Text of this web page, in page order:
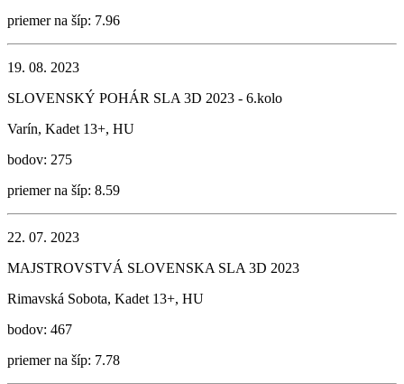
priemer na šíp: 7.96
19. 08. 2023
SLOVENSKÝ POHÁR SLA 3D 2023 - 6.kolo
Varín, Kadet 13+, HU
bodov: 275
priemer na šíp: 8.59
22. 07. 2023
MAJSTROVSTVÁ SLOVENSKA SLA 3D 2023
Rimavská Sobota, Kadet 13+, HU
bodov: 467
priemer na šíp: 7.78